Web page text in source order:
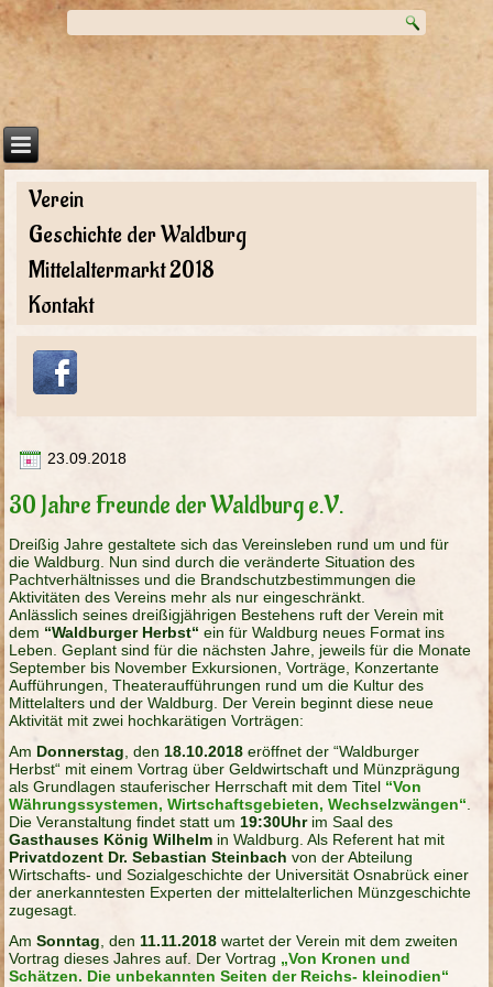
Verein
Geschichte der Waldburg
Mittelaltermarkt 2018
Kontakt
23.09.2018
30 Jahre Freunde der Waldburg e.V.
Dreißig Jahre gestaltete sich das Vereinsleben rund um und für
die Waldburg. Nun sind durch die veränderte Situation des
Pachtverhältnisses und die Brandschutzbestimmungen die
Aktivitäten des Vereins mehr als nur eingeschränkt.
Anlässlich seines dreißigjährigen Bestehens ruft der Verein mit
dem “Waldburger Herbst“ ein für Waldburg neues Format ins
Leben. Geplant sind für die nächsten Jahre, jeweils für die Monate
September bis November Exkursionen, Vorträge, Konzertante
Aufführungen, Theateraufführungen rund um die Kultur des
Mittelalters und der Waldburg. Der Verein beginnt diese neue
Aktivität mit zwei hochkarätigen Vorträgen:
Am Donnerstag , den 18.10.2018 eröffnet der “Waldburger
Herbst“ mit einem Vortrag über Geldwirtschaft und Münzprägung
als Grundlagen stauferischer Herrschaft mit dem Titel “Von
Währungssystemen, Wirtschaftsgebieten, Wechselzwängen“
Die Veranstaltung findet statt um 19:30Uhrim Saal des
Gasthauses König Wilhelm in Waldburg. Als Referent hat mit
Privatdozent Dr. Sebastian Steinbach von der Abteilung
Wirtschafts- und Sozialgeschichte der Universität Osnabrück einer
der anerkanntesten Experten der mittelalterlichen Münzgeschichte
zugesagt.
AmSonntag , den 11.11.2018 wartet der Verein mit dem zweiten
Vortrag dieses Jahres auf. Der Vortrag „Von Kronen und
Schätzen. Die unbekannten Seiten der Reichs- kleinodien“